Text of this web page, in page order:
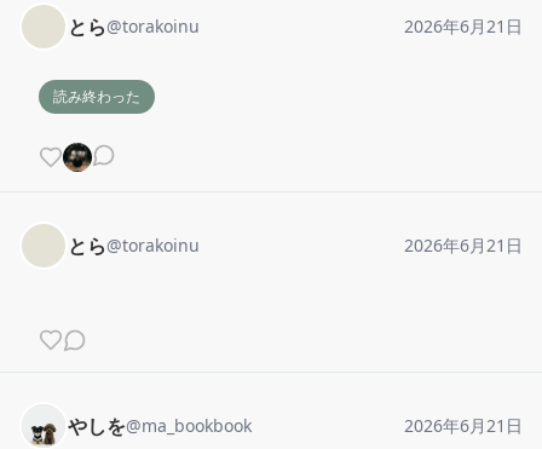
とら@torakoinu 2026年6月21日
読み終わった
とら@torakoinu 2026年6月21日
やしを@ma_bookbook 2026年6月21日